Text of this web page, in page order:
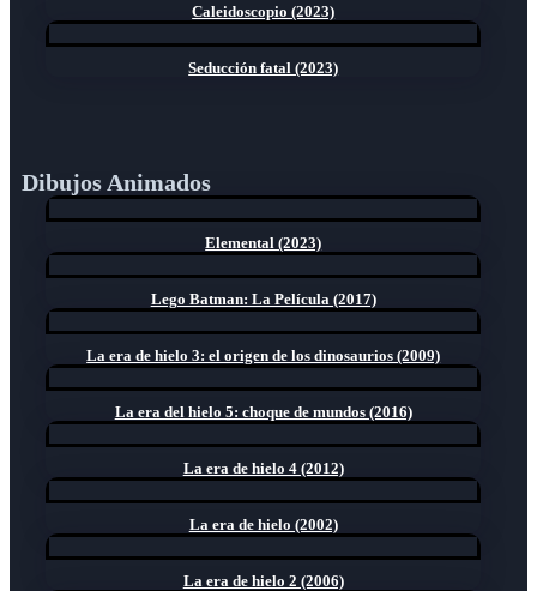
Caleidoscopio (2023)
Seducción fatal (2023)
Dibujos Animados
Elemental (2023)
Lego Batman: La Película (2017)
La era de hielo 3: el origen de los dinosaurios (2009)
La era del hielo 5: choque de mundos (2016)
La era de hielo 4 (2012)
La era de hielo (2002)
La era de hielo 2 (2006)